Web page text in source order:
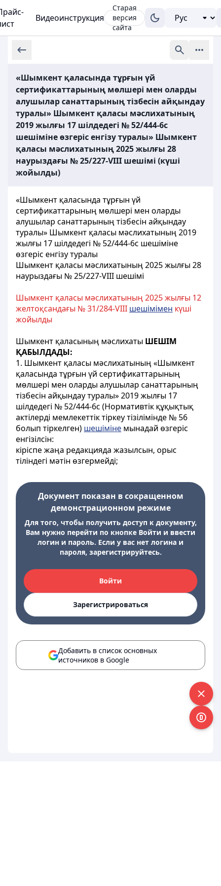
Видеоинструкция
Старая
версия
сайта
«Шымкент қаласында тұрғын үй
сертификаттарының мөлшері мен оларды
алушылар санаттарының тізбесін айқындау
туралы» Шымкент қаласы мәслихатының
2019 жылғы 17 шілдедегі № 52/444-6с
шешіміне өзгеріс енгізу туралы» Шымкент
қаласы мәслихатының 2025 жылғы 28
наурыздағы № 25/227-VIII шешiмi (күші
жойылды)
«Шымкент қаласында тұрғын үй
сертификаттарының мөлшері мен оларды
алушылар санаттарының тізбесін айқындау
туралы» Шымкент қаласы мәслихатының 2019
жылғы 17 шілдедегі № 52/444-6с шешіміне
өзгеріс енгізу туралы
Шымкент қаласы мәслихатының 2025 жылғы 28
наурыздағы № 25/227-VIII шешiмi
Шымкент қаласы мәслихатының 2025 жылғы 12
желтоқсандағы № 31/284-VIII шешiмiмен күші
жойылды
Шымкент қаласының мәслихаты ШЕШІМ
ҚАБЫЛДАДЫ:
1. Шымкент қаласы мәслихатының «Шымкент
қаласында тұрғын үй сертификаттарының
мөлшері мен оларды алушылар санаттарының
тізбесін айқындау туралы» 2019 жылғы 17
шілдедегі № 52/444-6с (Нормативтік құқықтық
актілерді мемлекеттік тіркеу тізілімінде № 56
болып тіркелген) шешіміне мынадай өзгеріс
енгізілсін:
кіріспе жаңа редакцияда жазылсын, орыс
тіліндегі мәтін өзгермейді;
Документ показан в сокращенном
демонстрационном режиме
Для того, чтобы получить доступ к документу,
Вам нужно перейти по кнопке Войти и ввести
логин и пароль. Если у вас нет логина и
пароля, зарегистрируйтесь.
Войти
Зарегистрироваться
Добавить в список основных
источников в Google